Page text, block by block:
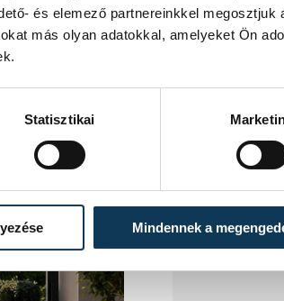
és elemező partnereinkkel megosztjuk
más olyan adatokkal, amelyeket Ön
Statisztikai
Mindennek a